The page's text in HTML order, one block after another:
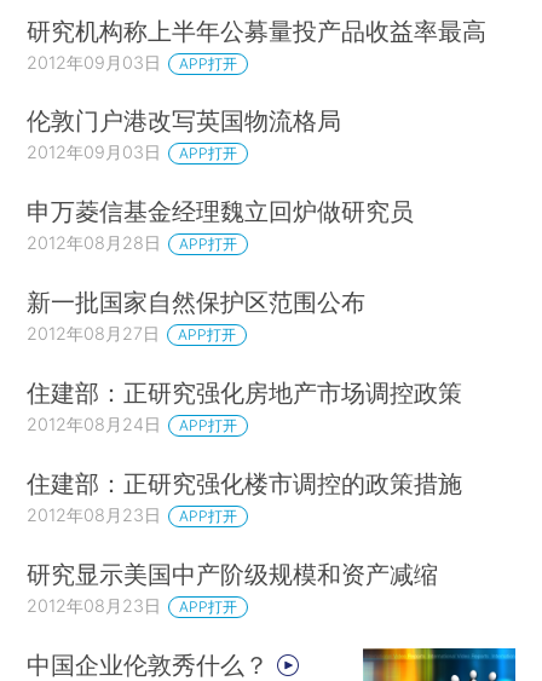
研究机构称上半年公募量投产品收益率最高
2012年09月03日 APP打开
伦敦门户港改写英国物流格局
2012年09月03日 APP打开
申万菱信基金经理魏立回炉做研究员
2012年08月28日 APP打开
新一批国家自然保护区范围公布
2012年08月27日 APP打开
住建部：正研究强化房地产市场调控政策
2012年08月24日 APP打开
住建部：正研究强化楼市调控的政策措施
2012年08月23日 APP打开
研究显示美国中产阶级规模和资产减缩
2012年08月23日 APP打开
中国企业伦敦秀什么？